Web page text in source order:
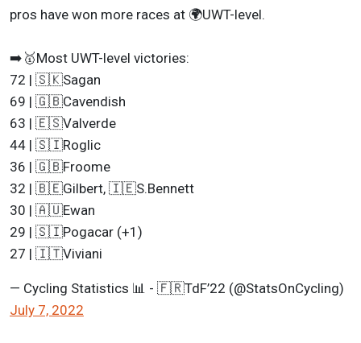
pros have won more races at 🌍UWT-level.
➡️🥇Most UWT-level victories:
72 | 🇸🇰Sagan
69 | 🇬🇧Cavendish
63 | 🇪🇸Valverde
44 | 🇸🇮Roglic
36 | 🇬🇧Froome
32 | 🇧🇪Gilbert, 🇮🇪S.Bennett
30 | 🇦🇺Ewan
29 | 🇸🇮Pogacar (+1)
27 | 🇮🇹Viviani
— Cycling Statistics 📊 - 🇫🇷TdF’22 (@StatsOnCycling)
July 7, 2022